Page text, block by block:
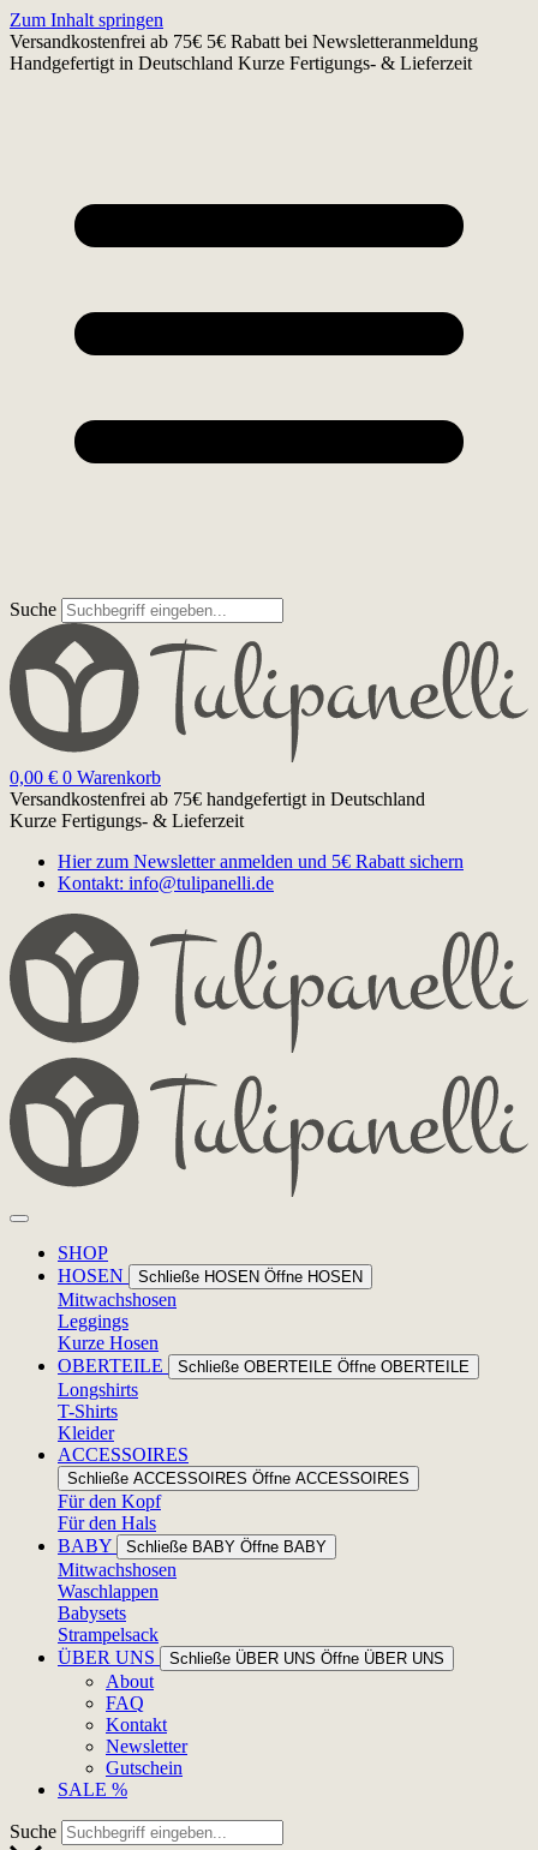
Zum Inhalt springen
Versandkostenfrei ab 75€ 5€ Rabatt bei Newsletteranmeldung
Handgefertigt in Deutschland Kurze Fertigungs- & Lieferzeit
Suche
0,00 € 0 Warenkorb
Versandkostenfrei ab 75€ handgefertigt in Deutschland
Kurze Fertigungs- & Lieferzeit
Hier zum Newsletter anmelden und 5€ Rabatt sichern
Kontakt: info@tulipanelli.de
SHOP
HOSEN
Schließe HOSEN Öffne HOSEN
Mitwachshosen
Leggings
Kurze Hosen
OBERTEILE
Schließe OBERTEILE Öffne OBERTEILE
Longshirts
T-Shirts
Kleider
ACCESSOIRES
Schließe ACCESSOIRES Öffne ACCESSOIRES
Für den Kopf
Für den Hals
BABY
Schließe BABY Öffne BABY
Mitwachshosen
Waschlappen
Babysets
Strampelsack
ÜBER UNS
Schließe ÜBER UNS Öffne ÜBER UNS
About
FAQ
Kontakt
Newsletter
Gutschein
SALE %
Suche